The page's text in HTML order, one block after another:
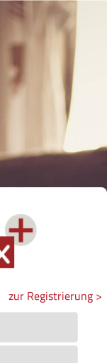
zur Registrierung >